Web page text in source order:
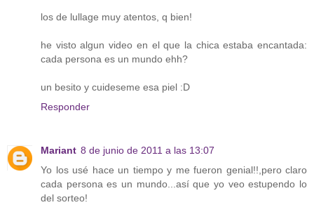
los de lullage muy atentos, q bien!
he visto algun video en el que la chica estaba encantada:
cada persona es un mundo ehh?
un besito y cuideseme esa piel :D
Responder
Mariant 8 de junio de 2011 a las 13:07
Yo los usé hace un tiempo y me fueron genial!!,pero claro
cada persona es un mundo...así que yo veo estupendo lo
del sorteo!